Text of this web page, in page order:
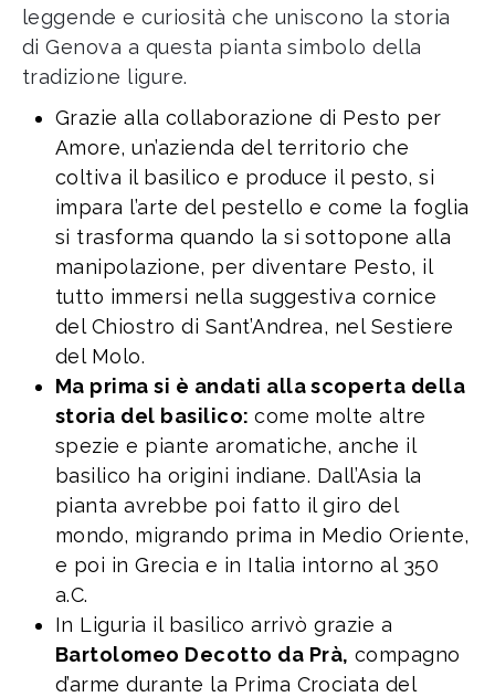
leggende e curiosità che uniscono la storia
di Genova a questa pianta simbolo della
tradizione ligure.
Grazie alla collaborazione di Pesto per
Amore, un’azienda del territorio che
coltiva il basilico e produce il pesto, si
impara l’arte del pestello e come la foglia
si trasforma quando la si sottopone alla
manipolazione, per diventare Pesto, il
tutto immersi nella suggestiva cornice
del Chiostro di Sant’Andrea, nel Sestiere
del Molo.
Ma prima si è andati alla scoperta della
storia del basilico:come molte altre
spezie e piante aromatiche, anche il
basilico ha origini indiane. Dall’Asia la
pianta avrebbe poi fatto il giro del
mondo, migrando prima in Medio Oriente,
e poi in Grecia e in Italia intorno al 350
a.C.
In Liguria il basilico arrivò grazie a
Bartolomeo Decotto da Prà, compagno
d’arme durante la Prima Crociata del